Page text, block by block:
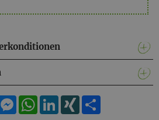
MessengerWhatsApp
LinkedIn
XING